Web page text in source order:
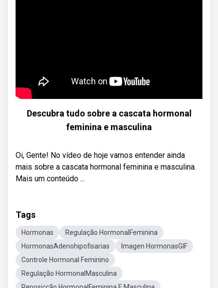
Descubra tudo sobre a cascata hormonal
feminina e masculina
Oi, Gente! No vídeo de hoje vamos entender ainda
mais sobre a cascata hormonal feminina e masculina.
Mais um conteúdo ...
Tags
Hormonas
Regulação HormonalFeminina
HormonasAdenohipofisarias
Imagen HormonasGIF
Controle Hormonal Feminino
Regulação HormonalMasculina